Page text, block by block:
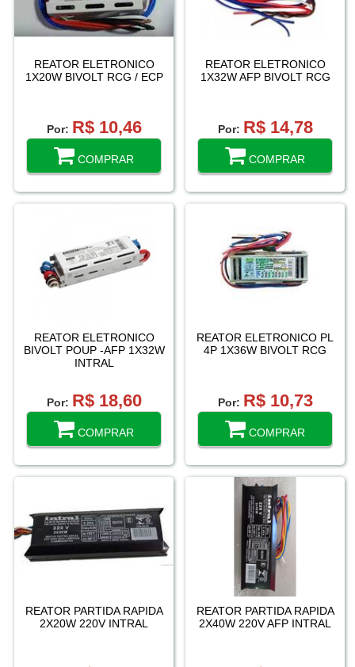
REATOR ELETRONICO
1X20W BIVOLT RCG / ECP
Por: R$ 10,46
COMPRAR
REATOR ELETRONICO
1X32W AFP BIVOLT RCG
Por: R$ 14,78
COMPRAR
REATOR ELETRONICO
BIVOLT POUP -AFP 1X32W
INTRAL
Por: R$ 18,60
COMPRAR
REATOR ELETRONICO PL
4P 1X36W BIVOLT RCG
Por: R$ 10,73
COMPRAR
REATOR PARTIDA RAPIDA
2X20W 220V INTRAL
REATOR PARTIDA RAPIDA
2X40W 220V AFP INTRAL